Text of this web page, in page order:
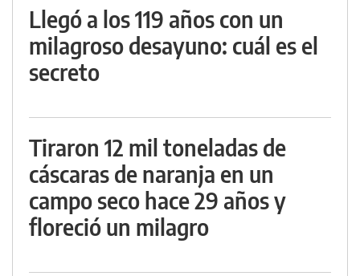
Llegó a los 119 años con un
milagroso desayuno: cuál es el
secreto
Tiraron 12 mil toneladas de
cáscaras de naranja en un
campo seco hace 29 años y
floreció un milagro